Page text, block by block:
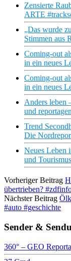
Zensierte
ARTE
„Das wurde
Stimmen aus
Coming-out
in ein neues
Coming-out
in ein neues
Anders leben
und reportagen
Trend
Die
Neues Leben
und
Vorheriger Beitrag
übertrieben?
Nächster Beitrag
#auto #geschichte
Sender &
360° – GEO